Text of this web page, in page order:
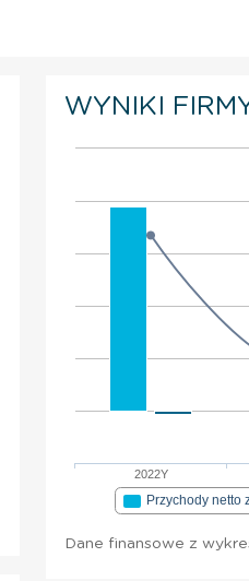
WYNIKI
2022Y
Przychody netto
Dane finansowe z